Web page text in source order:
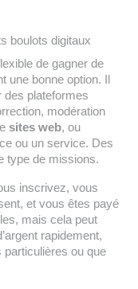
boulots digitaux
de gagner de
une bonne option. Il
des plateformes
modération
sites web, ou
ou un service. Des
type de missions.
inscrivez, vous
et vous êtes payé
mais cela peut
rapidement,
ou que